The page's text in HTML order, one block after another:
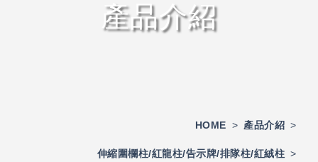
產品介紹
HOME > 產品介紹 >
伸縮圍欄柱/紅龍柱/告示牌/排隊柱/紅絨柱 >